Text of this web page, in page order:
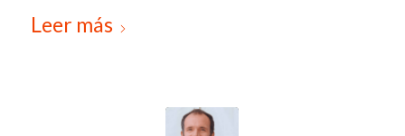
Leer más